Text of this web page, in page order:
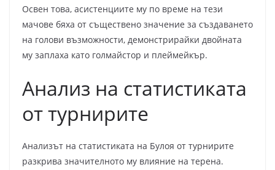
Освен това, асистенциите му по време на тези
мачове бяха от съществено значение за създаването
на голови възможности, демонстрирайки двойната
му заплаха като голмайстор и плеймейкър.
Анализ на статистиката
от турнирите
Анализът на статистиката на Булоя от турнирите
разкрива значителното му влияние на терена.